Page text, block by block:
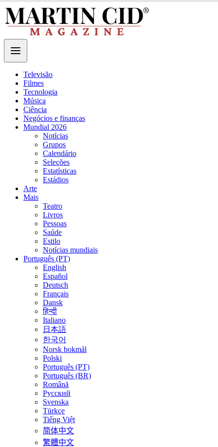
Televisão
Filmes
Tecnologia
Música
Ciência
Negócios e finanças
Mundial 2026
Notícias
Grupos
Calendário
Seleções
Estatísticas
Estádios
Arte
Mais
Teatro
Livros
Pessoas
Saúde
Estilo
Notícias mundiais
Português (PT)
English
Español
Deutsch
Français
Dansk
हिन्दी
Italiano
日本語
한국어
Norsk bokmål
Polski
Português (PT)
Português (BR)
Română
Русский
Svenska
Türkçe
Tiếng Việt
简体中文
繁體中文